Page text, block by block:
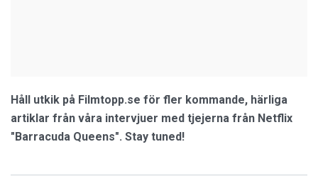
Håll utkik på Filmtopp.se för fler kommande, härliga
artiklar från våra intervjuer med tjejerna från Netflix
"Barracuda Queens". Stay tuned!